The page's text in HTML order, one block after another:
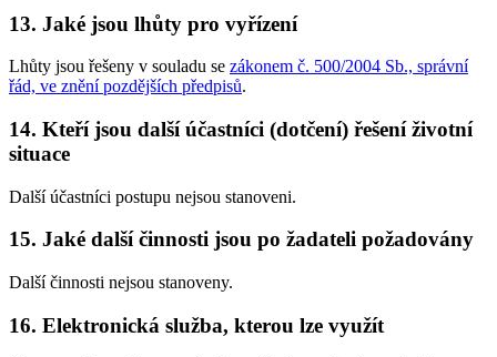
13. Jaké jsou lhůty pro vyřízení
Lhůty jsou řešeny v souladu se zákonem č. 500/2004 Sb., správní
řád, ve znění pozdějších předpisů.
14. Kteří jsou další účastníci (dotčení) řešení životní
situace
Další účastníci postupu nejsou stanoveni.
15. Jaké další činnosti jsou po žadateli požadovány
Další činnosti nejsou stanoveny.
16. Elektronická služba, kterou lze využít